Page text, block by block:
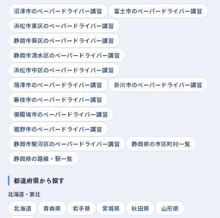
沼津市のペーパードライバー講習
富士市のペーパードライバー講習
浜松市東区のペーパードライバー講習
静岡市葵区のペーパードライバー講習
静岡市清水区のペーパードライバー講習
浜松市中区のペーパードライバー講習
焼津市のペーパードライバー講習
掛川市のペーパードライバー講習
藤枝市のペーパードライバー講習
御殿場市のペーパードライバー講習
裾野市のペーパードライバー講習
静岡市駿河区のペーパードライバー講習
静岡県の市区町村一覧
静岡県の路線・駅一覧
都道府県から探す
北海道・東北
北海道
青森県 岩手県 宮城県 秋田県
山形県